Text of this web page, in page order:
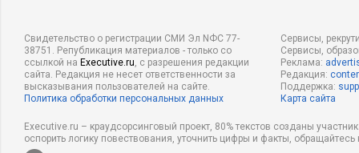
Свидетельство о регистрации СМИ Эл NФС 77-
38751. Републикация материалов - только со
ссылкой на Executive.ru, с разрешения редакции
сайта. Редакция не несет ответственности за
высказывания пользователей на сайте.
Политика обработки персональных данных
Сервисы,
Сервисы,
Реклама:
Редакция:
Поддержка:
Карта сайта
Executive.ru – краудсорсинговый проект, 80% текстов созданы
оспорить логику повествования, уточнить цифры и факты,